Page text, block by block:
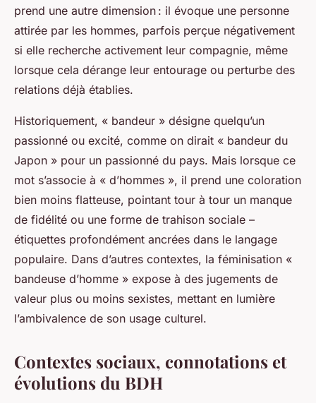
prend une autre dimension : il évoque une personne
attirée par les hommes, parfois perçue négativement
si elle recherche activement leur compagnie, même
lorsque cela dérange leur entourage ou perturbe des
relations déjà établies.
Historiquement, « bandeur » désigne quelqu’un
passionné ou excité, comme on dirait « bandeur du
Japon » pour un passionné du pays. Mais lorsque ce
mot s’associe à « d’hommes », il prend une coloration
bien moins flatteuse, pointant tour à tour un manque
de fidélité ou une forme de trahison sociale –
étiquettes profondément ancrées dans le langage
populaire. Dans d’autres contextes, la féminisation «
bandeuse d’homme » expose à des jugements de
valeur plus ou moins sexistes, mettant en lumière
l’ambivalence de son usage culturel.
Contextes sociaux, connotations et
évolutions du BDH